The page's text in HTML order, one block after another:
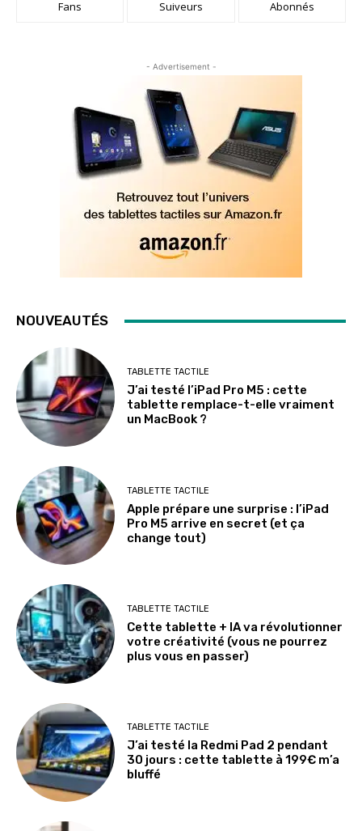
Fans Suiveurs Abonnés
- Advertisement -
NOUVEAUTÉS
TABLETTE TACTILE
J’ai testé l’iPad Pro M5 : cette
tablette remplace-t-elle vraiment
un MacBook ?
TABLETTE TACTILE
Apple prépare une surprise : l’iPad
Pro M5 arrive en secret (et ça
change tout)
TABLETTE TACTILE
Cette tablette + IA va révolutionner
votre créativité (vous ne pourrez
plus vous en passer)
TABLETTE TACTILE
J’ai testé la Redmi Pad 2 pendant
30 jours : cette tablette à 199€ m’a
bluffé